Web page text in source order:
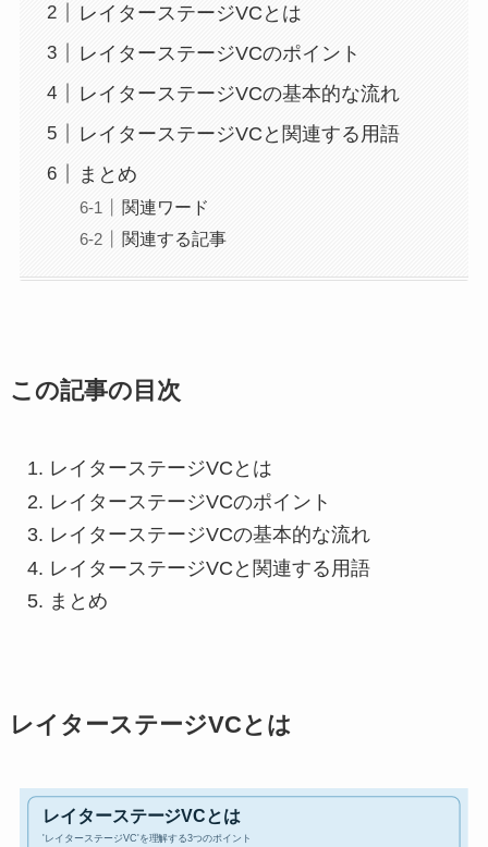
レイターステージVCとは
レイターステージVCのポイント
レイターステージVCの基本的な流れ
レイターステージVCと関連する用語
まとめ
関連ワード
関連する記事
この記事の目次
レイターステージVCとは
レイターステージVCのポイント
レイターステージVCの基本的な流れ
レイターステージVCと関連する用語
まとめ
レイターステージVCとは